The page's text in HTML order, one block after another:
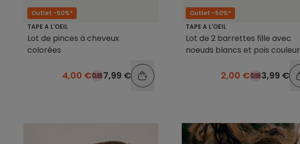
Outlet -50%*
TAPE A L'OEIL
Lot de pinces à cheveux
colorées
4,00 € 7,99 €
Outlet -50%*
TAPE A L'OEIL
Lot de 2 barrettes fille avec
noeuds blancs et pois couleur
2,00 € 3,99 €